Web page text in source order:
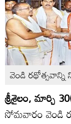
వెండి రథోత్సవాన్ని
శ్రీశైలం, మార్చి
సోమవారం వెండి